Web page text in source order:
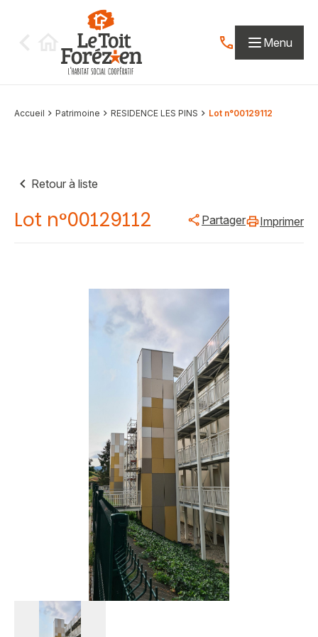
Contactez-nous
Menu
Accueil Patrimoine RESIDENCE LES PINS Lot n°00129112
Retour à liste
Lot n°00129112 Partager Imprimer